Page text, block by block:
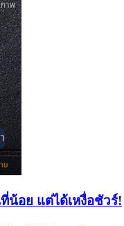
น้อย แต่ได้เหงื่อชัวร์!